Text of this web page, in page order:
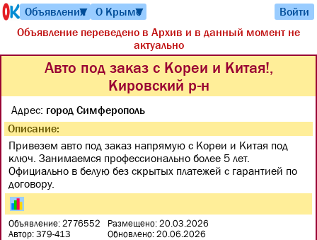
Объявления
▼ О Крыме
▼
Войти
Объявление переведено в Архив и в данный момент не
актуально
Авто под заказ с Кореи и Китая!,
Кировский р-н
Адрес: город Симферополь
Описание:
Привезем авто под заказ напрямую с Кореи и Китая под
ключ. Занимаемся профессионально более 5 лет.
Официально в белую без скрытых платежей с гарантией по
договору.
Объявление: 2776552
Автор: 379-413
Размещено: 20.03.2026
Обновлено: 20.06.2026